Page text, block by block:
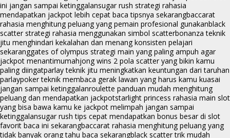
ini jangan sampai ketinggalansugar rush strategi rahasia
mendapatkan jackpot lebih cepat baca tipsnya sekarangbaccarat
rahasia menghitung peluang yang pemain profesional gunakanblack
scatter strategi rahasia menggunakan simbol scatterbonanza teknik
jitu menghindari kekalahan dan menang konsisten pelajari
sekaranggates of olympus strategi main yang paling ampuh agar
jackpot menantimumahjong wins 2 pola scatter yang bikin kamu
paling diingatparlay teknik jitu meningkatkan keuntungan dari taruhan
parlaypoker teknik membaca gerak lawan yang harus kamu kuasai
jangan sampai ketinggalanroulette panduan mudah menghitung
peluang dan mendapatkan jackpotstarlight princess rahasia main slot
yang bisa bawa kamu ke jackpot melimpah jangan sampai
ketinggalansugar rush tips cepat mendapatkan bonus besar di slot
favorit baca ini sekarangbaccarat rahasia menghitung peluang yang
tidak banyak orang tahu baca sekarangblack scatter trik mudah